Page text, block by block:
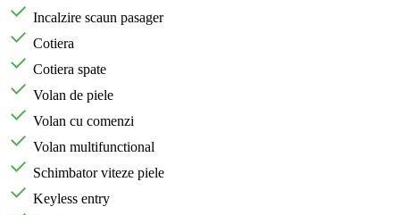
Incalzire scaun pasager
Cotiera
Cotiera spate
Volan de piele
Volan cu comenzi
Volan multifunctional
Schimbator viteze piele
Keyless entry